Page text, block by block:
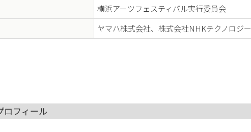
横浜アーツフェスティバル実行委員会
ヤマハ株式会社、株式会社NHKテクノロジ
ロフィール